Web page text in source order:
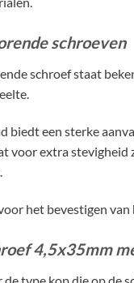
schroeven
schroef staat
biedt een sterke
voor extra
het bevestigen
4,5x35mm
type kop die op de